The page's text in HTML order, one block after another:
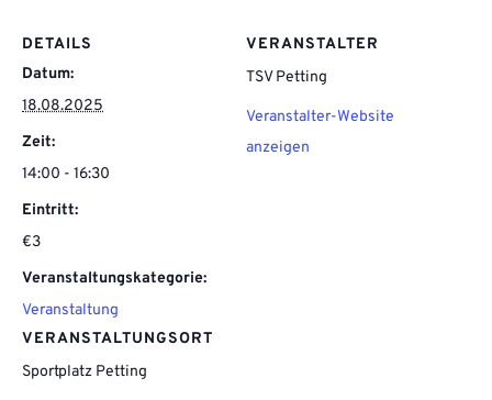
DETAILS
Datum:
18.08.2025
Zeit:
14:00 - 16:30
Eintritt:
€3
Veranstaltungskategorie:
Veranstaltung
VERANSTALTUNGSORT
Sportplatz Petting
VERANSTALTER
TSV Petting
Veranstalter-Website
anzeigen